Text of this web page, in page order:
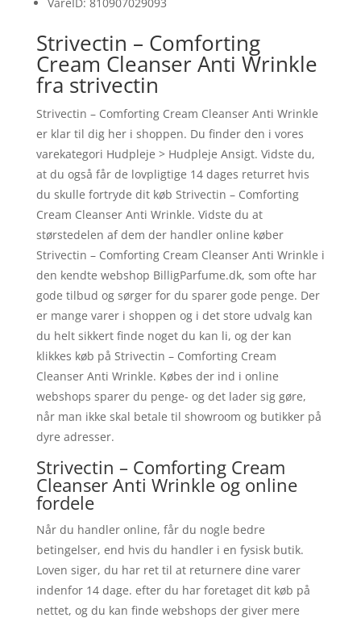
VareID: 810907029093
Strivectin – Comforting
Cream Cleanser Anti Wrinkle
fra strivectin
Strivectin – Comforting Cream Cleanser Anti Wrinkle
er klar til dig her i shoppen. Du finder den i vores
varekategori Hudpleje > Hudpleje Ansigt. Vidste du,
at du også får de lovpligtige 14 dages returret hvis
du skulle fortryde dit køb Strivectin – Comforting
Cream Cleanser Anti Wrinkle. Vidste du at
størstedelen af dem der handler online køber
Strivectin – Comforting Cream Cleanser Anti Wrinkle i
den kendte webshop BilligParfume.dk, som ofte har
gode tilbud og sørger for du sparer gode penge. Der
er mange varer i shoppen og i det store udvalg kan
du helt sikkert finde noget du kan li, og der kan
klikkes køb på Strivectin – Comforting Cream
Cleanser Anti Wrinkle. Købes der ind i online
webshops sparer du penge- og det lader sig gøre,
når man ikke skal betale til showroom og butikker på
dyre adresser.
Strivectin – Comforting Cream
Cleanser Anti Wrinkle og online
fordele
Når du handler online, får du nogle bedre
betingelser, end hvis du handler i en fysisk butik.
Loven siger, du har ret til at returnere dine varer
indenfor 14 dage. efter du har foretaget dit køb på
nettet, og du kan finde webshops der giver mere